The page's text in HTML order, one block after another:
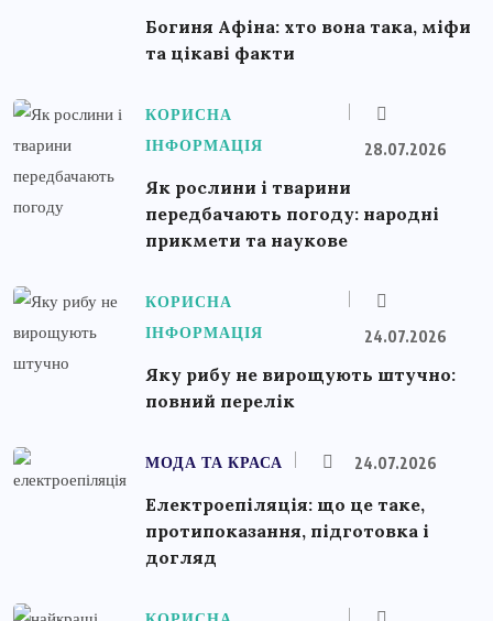
Богиня Афіна: хто вона така, міфи
та цікаві факти
КОРИСНА
ІНФОРМАЦІЯ
28.07.2026
Як рослини і тварини
передбачають погоду: народні
прикмети та наукове
КОРИСНА
ІНФОРМАЦІЯ
24.07.2026
Яку рибу не вирощують штучно:
повний перелік
МОДА ТА КРАСА 24.07.2026
Електроепіляція: що це таке,
протипоказання, підготовка і
догляд